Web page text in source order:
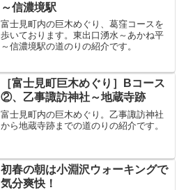
～信濃境駅
富士見町内の巨木めぐり、葛窪コースを
歩いております。東出口湧水～あかね平
～信濃境駅の道のりの紹介です。
［富士見町巨木めぐり］Bコース
②、乙事諏訪神社～地蔵寺跡
富士見町内の巨木めぐり。乙事諏訪神社
から地蔵寺跡までの道のりの紹介です。
初春の朝は小淵沢ウォーキングで
気分爽快！